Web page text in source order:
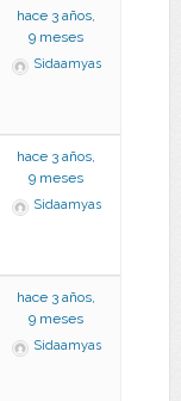
hace 3 años,
9 meses
Sidaamyas
hace 3 años,
9 meses
Sidaamyas
hace 3 años,
9 meses
Sidaamyas